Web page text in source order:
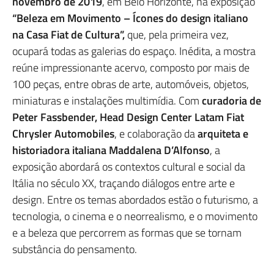
“Beleza em Movimento – Ícones do design italiano
na Casa Fiat de Cultura”,que, pela primeira vez,
ocupará todas as galerias do espaço. Inédita, a mostra
reúne impressionante acervo, composto por mais de
100 peças, entre obras de arte, automóveis, objetos,
miniaturas e instalações multimídia. Comcuradoria de
Peter Fassbender, Head Design Center Latam Fiat
Chrysler Automobiles, e colaboração daarquiteta e
historiadora italiana Maddalena D’Alfonso, a
exposição abordará os contextos cultural e social da
Itália no século XX, traçando diálogos entre arte e
design. Entre os temas abordados estão o futurismo, a
tecnologia, o cinema e o neorrealismo, e o movimento
e a beleza que percorrem as formas que se tornam
substância do pensamento.